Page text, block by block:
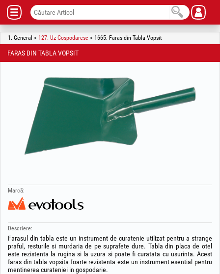
1. General > 127. Uz Gospodaresc > 1665. Faras din Tabla Vopsit
FARAS DIN TABLA VOPSIT
Marcă:
Descriere:
Farasul din tabla este un instrument de curatenie utilizat pentru a strange
praful, resturile si murdaria de pe suprafete dure. Tabla din placa de otel
este rezistenta la rugina si la uzura si poate fi curatata cu usurinta. Acest
faras din tabla vopsita foarte rezistenta este un instrument esential pentru
mentinerea curateniei in gospodarie.